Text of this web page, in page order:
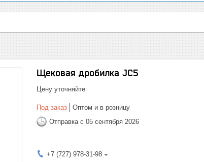
Щековая дробилка JC5
Цену уточняйте
Под заказ
Оптом и в розницу
Отправка с 05 сентября 2026
+7 (727) 978-31-98